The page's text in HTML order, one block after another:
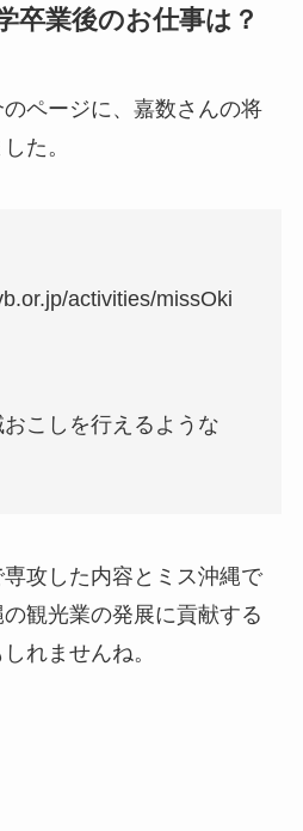
卒業後のお仕事は？
ページに、嘉数さんの将
た。
activities/missOki
こしを行えるような
攻した内容とミス沖縄で
観光業の発展に貢献する
れませんね。